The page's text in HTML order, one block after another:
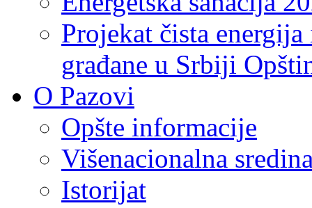
Projekat čista
građane u Srbiji
O Pazovi
Opšte informacije
Višenacionalna
Istorijat